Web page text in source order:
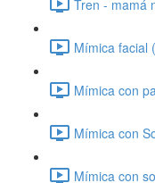
Tren - mamá
Mímica facial
Mímica con
Mímica con
Mímica con